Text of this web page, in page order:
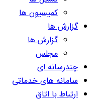
کمیسیون ها
گزارش ها
گزارش ها
مجلس
چندرسانه ای
سامانه های خدماتی
ارتباط با اتاق